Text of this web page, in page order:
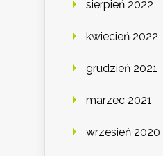
sierpień 2022
kwiecień 2022
grudzień 2021
marzec 2021
wrzesień 2020